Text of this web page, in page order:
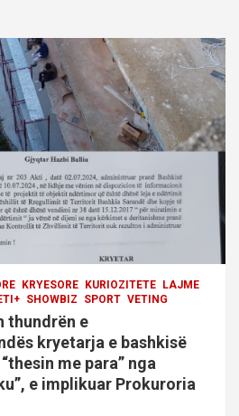
KRYESORE KURIOZITETE
LAJME
SHOWBIZ SPORT VETING
thundrën e
kryetarja e bashkisë
me para” nga
e implikuar Prokuroria